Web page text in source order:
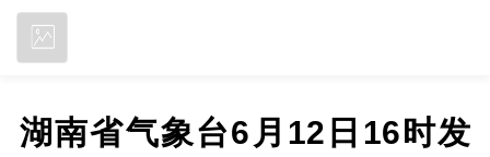
湖南省气象台6月12日16时发